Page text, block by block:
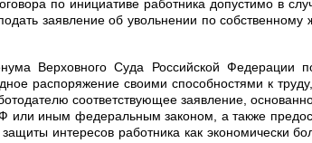
по инициативе работника допустимо в
заявление об увольнении по
Верховного Суда Российской Федерации
распоряжение своими способностями к
соответствующее заявление,
иным федеральным законом, а также
интересов работника как экономически